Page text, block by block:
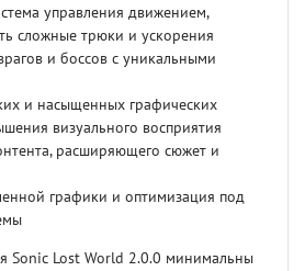
управления движением,
сложные трюки и ускорения
и боссов с уникальными
и насыщенных графических
визуального восприятия
расширяющего сюжет и
графики и оптимизация под
Sonic Lost World 2.0.0 минимальны